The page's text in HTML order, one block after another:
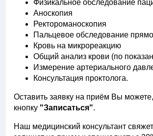
Физикальное обследование
Аноскопия
Ректороманоскопия
Пальцевое обследование
Кровь на микрореакцию
Общий анализ крови (по
Измерение артериального
Консультация проктолога.
Оставить заявку на приём Вы
кнопку "Записаться".
Наш медицинский консультант